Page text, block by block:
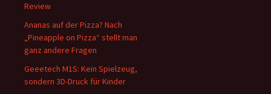
Review
Ananas auf der Pizza? Nach
„Pineapple on Pizza“ stellt man
ganz andere Fragen
Geeetech M1S: Kein Spielzeug,
sondern 3D-Druck für Kinder